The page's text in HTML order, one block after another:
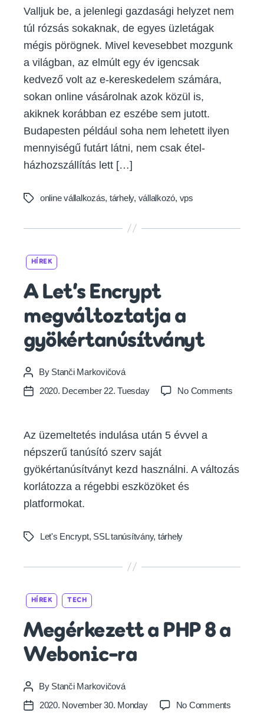
Valljuk be, a jelenlegi gazdasági helyzet nem
túl rózsás sokaknak, de egyes üzletágak
mégis pörögnek. Mivel kevesebbet mozgunk
a világban, az elmúlt egy év igencsak
kedvező volt az e-kereskedelem számára,
sokan online vásárolnak azok közül is,
akiknek korábban ez eszébe sem jutott.
Budapesten például soha nem lehetett ilyen
mennyiségű futárt látni, nem csak étel-
házhozszállítás lett […]
Tagsonline vállalkozás, tárhely, vállalkozó, vps
HÍREK
A Let’s Encrypt
megváltoztatja a
gyökértanúsítványt
Post
author
By Stanči Markovičová
Post2020. December 22. Tuesday No Commentson
Az üzemeltetés indulása után 5 évvel a
népszerű tanúsító szerv saját
gyökértanúsítványt kezd használni. A változás
korlátozza a régebbi eszközöket és
platformokat.
Tags Let's Encrypt, SSL tanúsítvány, tárhely
HÍREK TECH
Megérkezett a PHP 8 a
Webonic-ra
Post
author
By Stanči Markovičová
Post2020. November 30. Monday No Commentson